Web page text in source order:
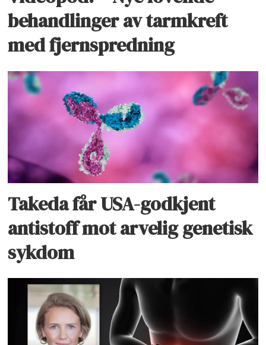
behandlinger av tarmkreft
med fjernspredning
Takeda får USA-godkjent
antistoff mot arvelig genetisk
sykdom